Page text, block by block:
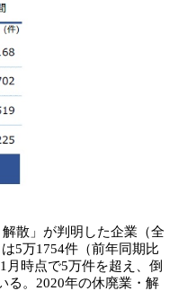
散」が判明した企業（全
5万1754件（前年同期比
月時点で5万件を超え、倒
る。2020年の休廃業・解